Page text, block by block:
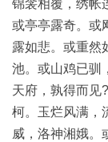
锦衾相覆，绣帐
或亭亭露奇。或
露如悲。或重然
池。或山鸡已驯
天府，孰得而见
柯。玉烂风满，
威，洛神湘娥。
品
古
籍
善
本
/